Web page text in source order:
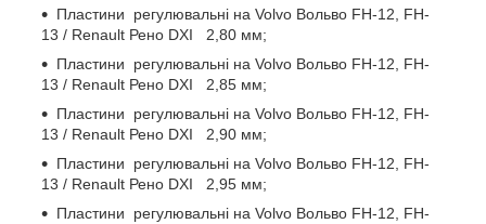
Пластини регулювальні на Volvo Вольво FH-12, FH-
13 / Renault Рено DXI 2,80 мм;
Пластини регулювальні на Volvo Вольво FH-12, FH-
13 / Renault Рено DXI 2,85 мм;
Пластини регулювальні на Volvo Вольво FH-12, FH-
13 / Renault Рено DXI 2,90 мм;
Пластини регулювальні на Volvo Вольво FH-12, FH-
13 / Renault Рено DXI 2,95 мм;
Пластини регулювальні на Volvo Вольво FH-12, FH-